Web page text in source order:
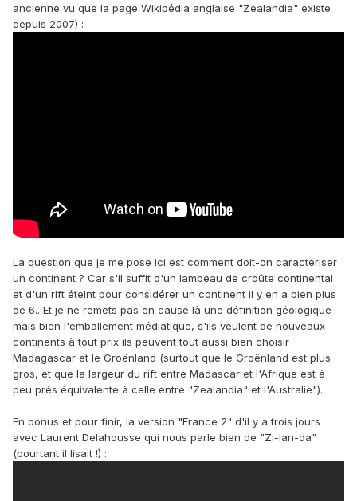
ancienne vu que la page Wikipédia anglaise "Zealandia" existe
depuis 2007) :
La question que je me pose ici est comment doit-on caractériser
un continent ? Car s'il suffit d'un lambeau de croûte continental
et d'un rift éteint pour considérer un continent il y en a bien plus
de 6.. Et je ne remets pas en cause là une définition géologique
mais bien l'emballement médiatique, s'ils veulent de nouveaux
continents à tout prix ils peuvent tout aussi bien choisir
Madagascar et le Groënland (surtout que le Groënland est plus
gros, et que la largeur du rift entre Madascar et l'Afrique est à
peu près équivalente à celle entre "Zealandia" et l'Australie").
En bonus et pour finir, la version "France 2" d'il y a trois jours
avec Laurent Delahousse qui nous parle bien de "Zi-lan-da"
(pourtant il lisait !) :